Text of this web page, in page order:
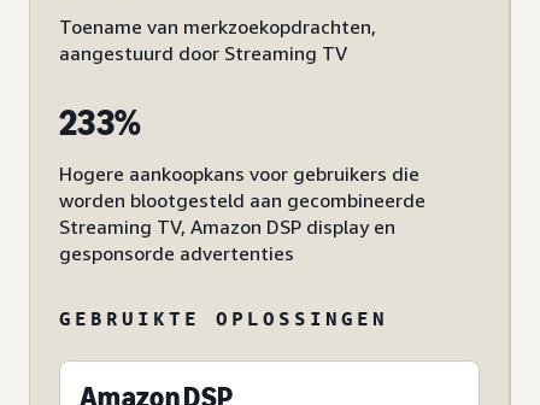
Toename van merkzoekopdrachten,
aangestuurd door Streaming TV
233%
Hogere aankoopkans voor gebruikers die
worden blootgesteld aan gecombineerde
Streaming TV, Amazon DSP display en
gesponsorde advertenties
GEBRUIKTE OPLOSSINGEN
Amazon DSP